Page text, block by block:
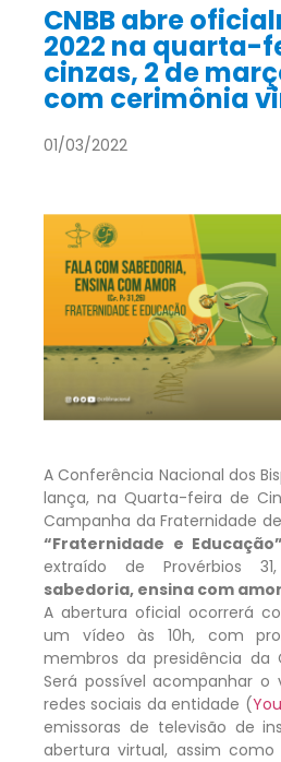
CNBB abre
2022 na quarta-
cinzas, 2 de
com cerimônia
01/03/2022
A Conferência Nacional dos
lança, na Quarta-feira de
Campanha da Fraternidade
“Fraternidade e Educação”
extraído de Provérbios
sabedoria, ensina com
A abertura oficial ocorrerá
um vídeo às 10h, com
membros da presidência da
Será possível acompanhar
redes sociais da entidade (
emissoras de televisão de
abertura virtual, assim